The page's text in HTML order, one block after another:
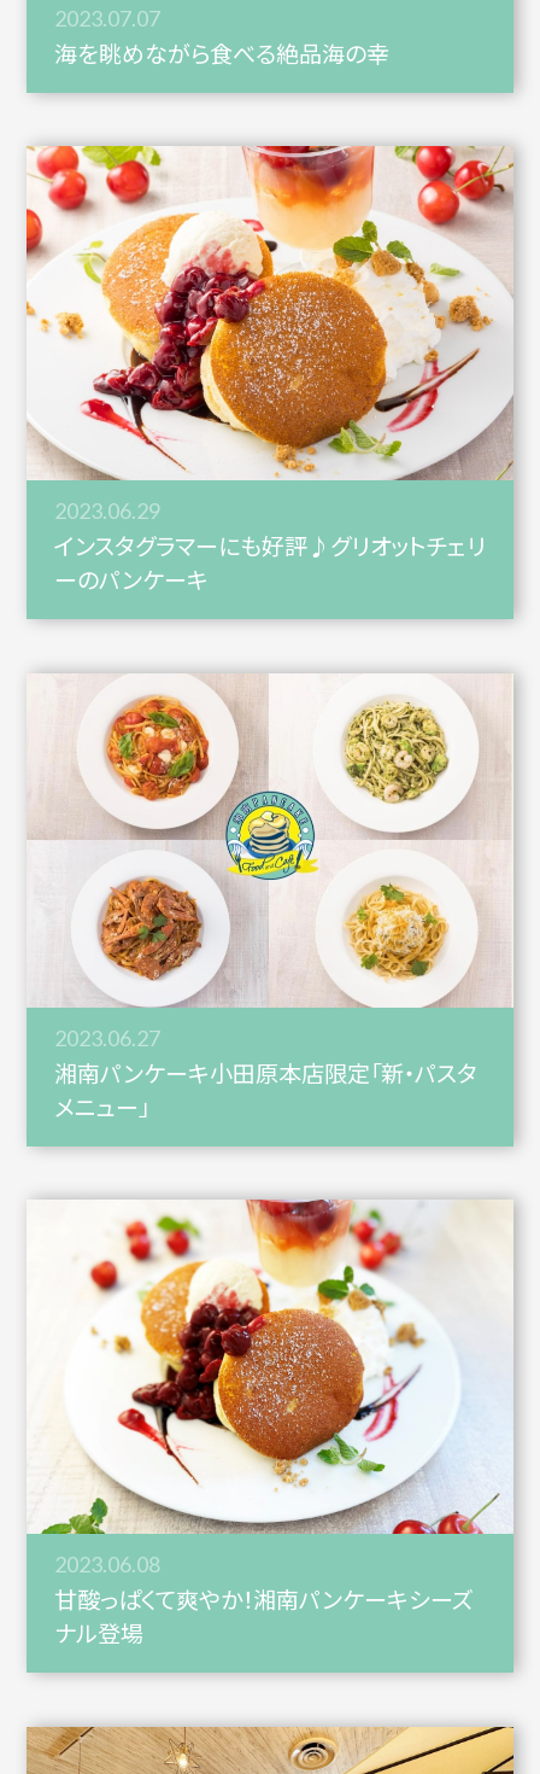
2023.07.07
海を眺めながら食べる絶品海の幸
2023.06.29
インスタグラマーにも好評♪グリオットチェリ
ーのパンケーキ
2023.06.27
湘南パンケーキ小田原本店限定「新・パスタ
メニュー」
2023.06.08
甘酸っぱくて爽やか！湘南パンケーキシーズ
ナル登場